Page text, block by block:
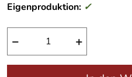
Eigenproduktion: ✓
− +